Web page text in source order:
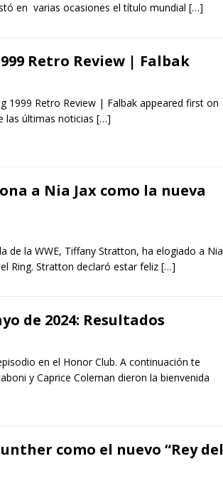
en varias ocasiones el título mundial […]
Retro Review | Falbak
1999 Retro Review | Falbak appeared first on
las últimas noticias […]
a Nia Jax como la nueva
de la WWE, Tiffany Stratton, ha elogiado a Nia
Ring. Stratton declaró estar feliz […]
de 2024: Resultados
en el Honor Club. A continuación te
y Caprice Coleman dieron la bienvenida
como el nuevo “Rey del